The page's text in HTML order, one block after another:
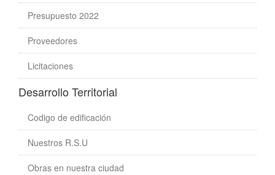
Presupuesto 2022
Proveedores
Licitaciones
Desarrollo Territorial
Codigo de edificación
Nuestros R.S.U
Obras en nuestra ciudad